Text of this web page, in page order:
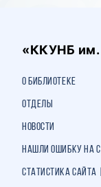
«ККУНБ
О библиотеке
Отделы
Новости
Нашли ошибку на
Статистика сайта